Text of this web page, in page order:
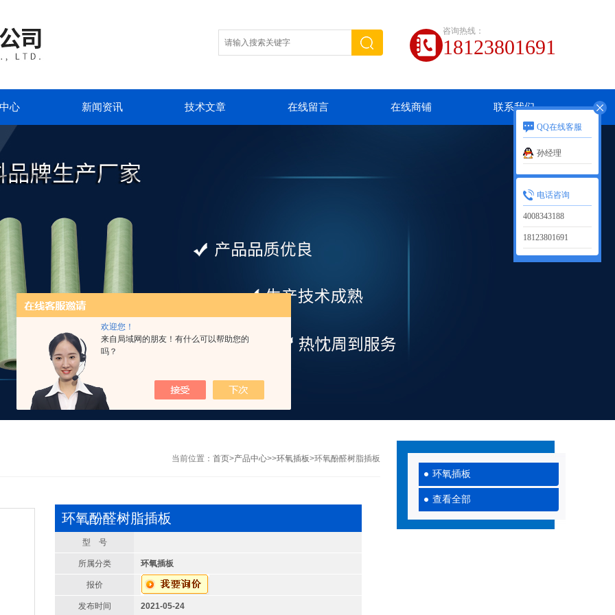
欢迎您！
来自局域网的朋友！有什么可以帮助您的
吗？
咨询热线：
18123801691
心 新闻资讯 技术文章 在线留言 在线商铺 联系我们
环氧插板
查看全部
当前位置： 首页>产品中心>>环氧插板>环氧酚醛树脂插板
环氧酚醛树脂插板
型 号
所属分类 环氧插板
报价
发布时间 2021-05-24
QQ在线客服
孙经理
电话咨询
4008343188
18123801691